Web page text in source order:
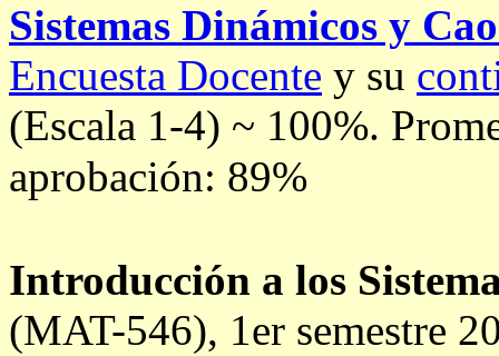
Sistemas Dinámicos y
Encuesta Docente y su
(Escala 1-4) ~ 100%.
aprobación: 89%
Introducción a los
(MAT-546), 1er semestre